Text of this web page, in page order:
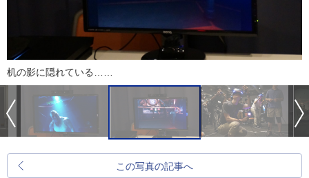
机の影に隠れている……
この写真の記事へ